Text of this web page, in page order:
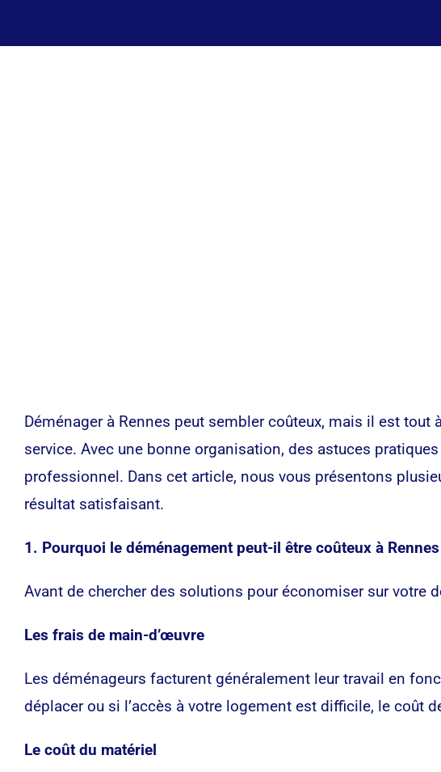
Déménager à Rennes peut sembler coûteux, mais il est tout
service. Avec une bonne organisation, des astuces
professionnel. Dans cet article, nous vous présentons
résultat satisfaisant.
1. Pourquoi le déménagement peut-il être coûteux à
Avant de chercher des solutions pour économiser sur votre
Les frais de main-d’œuvre
Les déménageurs facturent généralement leur travail en
déplacer ou si l’accès à votre logement est difficile, le coût
Le coût du matériel